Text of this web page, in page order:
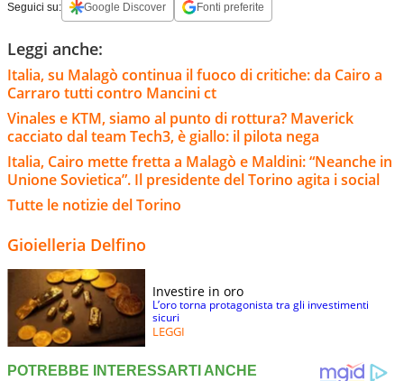
Seguici su: Google Discover Fonti preferite
Leggi anche:
Italia, su Malagò continua il fuoco di critiche: da Cairo a
Carraro tutti contro Mancini ct
Vinales e KTM, siamo al punto di rottura? Maverick
cacciato dal team Tech3, è giallo: il pilota nega
Italia, Cairo mette fretta a Malagò e Maldini: “Neanche in
Unione Sovietica”. Il presidente del Torino agita i social
Tutte le notizie del Torino
Gioielleria Delfino
Investire in oro
L’oro torna protagonista tra gli investimenti
sicuri
LEGGI